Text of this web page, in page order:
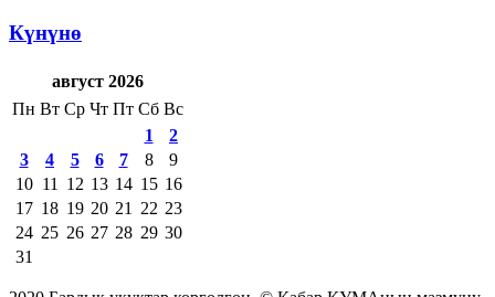
Күнүнө
август 2026
Пн Вт Ср Чт Пт Сб Вс
1
2
3
4 5 6 7 8
9
10 11 12 13 14 15 16
17 18 19 20 21 22 23
24 25 26 27 28 29 30
31